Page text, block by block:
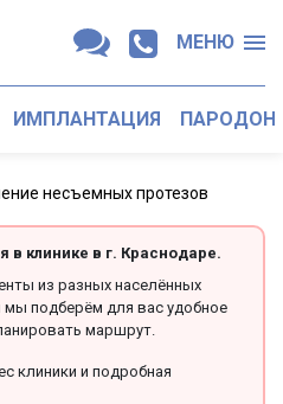
МЕНЮ
ИМПЛАНТАЦИЯ
несъемных протезов
в клинике в г. Краснодаре.
из разных населённых
мы подберём для вас удобное
маршрут.
клиники и подробная